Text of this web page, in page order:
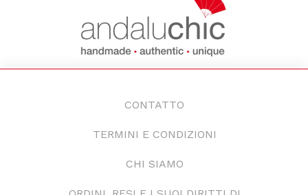
CONTATTO
TERMINI E CONDIZIONI
CHI SIAMO